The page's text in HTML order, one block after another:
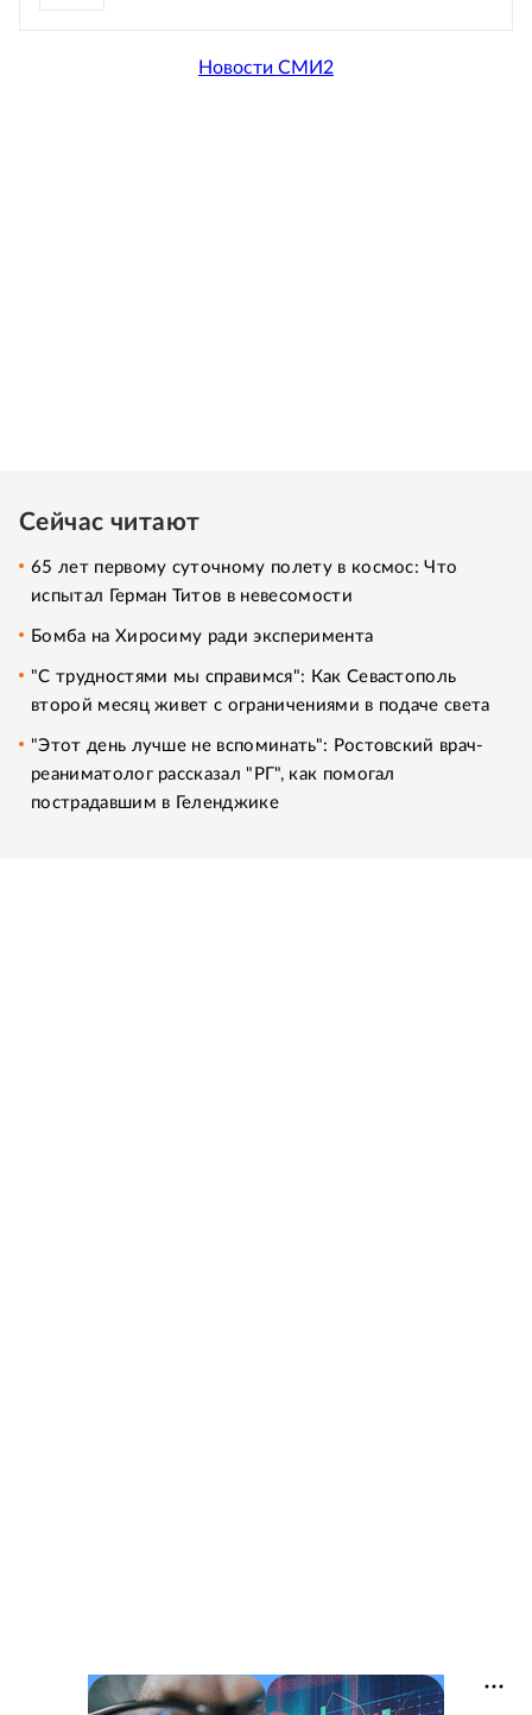
Новости СМИ2
Сейчас читают
65 лет первому суточному полету в космос: Что
испытал Герман Титов в невесомости
Бомба на Хиросиму ради эксперимента
"С трудностями мы справимся": Как Севастополь
второй месяц живет с ограничениями в подаче света
"Этот день лучше не вспоминать": Ростовский врач-
реаниматолог рассказал "РГ", как помогал
пострадавшим в Геленджике